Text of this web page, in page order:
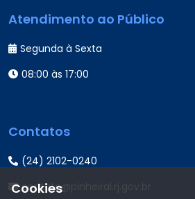
Atendimento ao Público
Segunda à Sexta
08:00 às 17:00
Contatos
(24) 2102-0240
contato@pinheiral.rj.gov.br
Cookies